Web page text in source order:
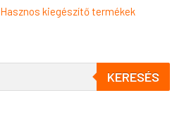
Hasznos kiegészítő termékek
KERESÉS